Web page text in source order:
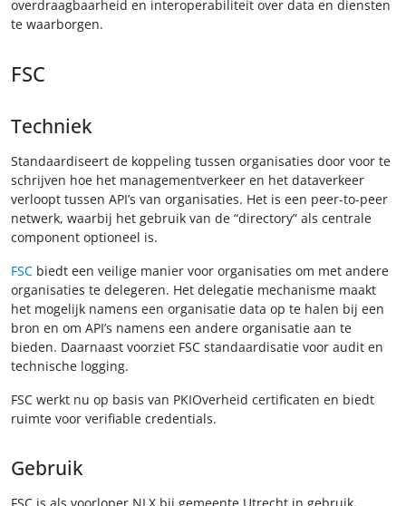
overdraagbaarheid en interoperabiliteit over data en diensten
te waarborgen.
FSC
Techniek
Standaardiseert de koppeling tussen organisaties door voor te
schrijven hoe het managementverkeer en het dataverkeer
verloopt tussen API’s van organisaties. Het is een peer-to-peer
netwerk, waarbij het gebruik van de “directory” als centrale
component optioneel is.
FSC biedt een veilige manier voor organisaties om met andere
organisaties te delegeren. Het delegatie mechanisme maakt
het mogelijk namens een organisatie data op te halen bij een
bron en om API’s namens een andere organisatie aan te
bieden. Daarnaast voorziet FSC standaardisatie voor audit en
technische logging.
FSC werkt nu op basis van PKIOverheid certificaten en biedt
ruimte voor verifiable credentials.
Gebruik